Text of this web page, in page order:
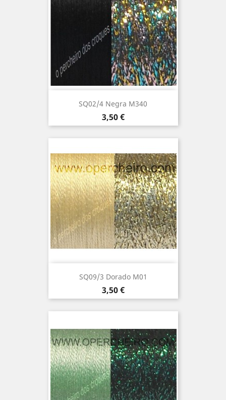
SQ02/4 Negra M340
Precio
3,50 €
SQ09/3 Dorado M01
Precio
3,50 €